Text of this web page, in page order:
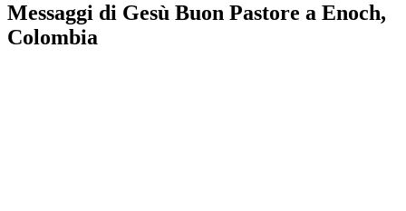
Messaggi di Gesù Buon Pastore a Enoch,
Colombia